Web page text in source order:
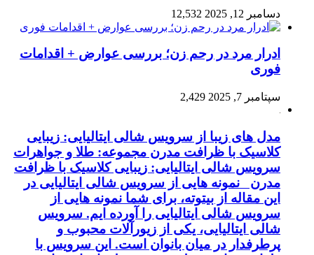
دسامبر 12, 2025 12,532
ادرار مرد در رحم زن؛ بررسی عوارض + اقدامات
فوری
سپتامبر 7, 2025 2,429
مدل های زیبا از سرویس شالی ایتالیایی: زیبایی
کلاسیک با ظرافت مدرن مجموعه: طلا و جواهرات
سرویس شالی ایتالیایی: زیبایی کلاسیک با ظرافت
مدرن نمونه هایی از سرویس شالی ایتالیایی در
این مقاله از بیتوته، برای شما نمونه هایی از
سرویس شالی ایتالیایی را آورده ایم. سرویس
شالی ایتالیایی، یکی از زیورآلات محبوب و
پرطرفدار در میان بانوان است. این سرویس با